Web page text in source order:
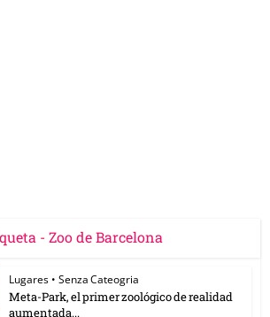
- Zoo de Barcelona
Lugares • Senza Cateogria
Meta-Park, el primer zoológico de realidad
aumentada...